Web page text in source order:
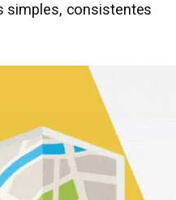
simples, consistentes